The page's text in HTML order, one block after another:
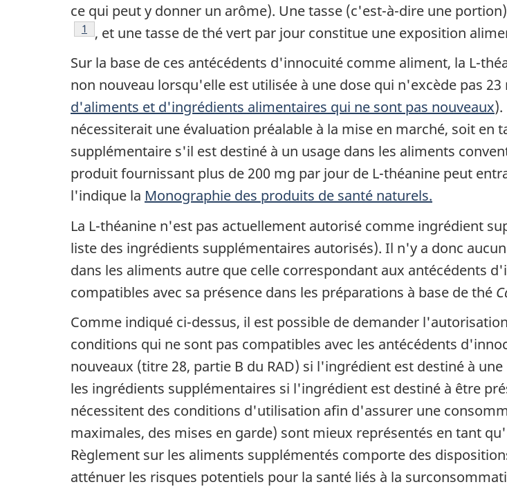
ce qui peut y donner un arôme). Une tasse (c'est-à-dire une
Note de bas de page
1
, et une tasse de thé vert par jour constitue une exposition
Sur la base de ces antécédents d'innocuité comme aliment, la L-
non nouveau lorsqu'elle est utilisée à une dose qui n'excède pas
d'aliments et d'ingrédients alimentaires qui ne sont pas nouveaux
nécessiterait une évaluation préalable à la mise en marché, soit
supplémentaire s'il est destiné à un usage dans les aliments
produit fournissant plus de 200 mg par jour de L-théanine peut
l'indique la Monographie des produits de santé naturels.
La L-théanine n'est pas actuellement autorisé comme ingrédient
liste des ingrédients supplémentaires autorisés). Il n'y a donc
dans les aliments autre que celle correspondant aux antécédents
compatibles avec sa présence dans les préparations à base de thé
Comme indiqué ci-dessus, il est possible de demander
conditions qui ne sont pas compatibles avec les antécédents
nouveaux (titre 28, partie B du RAD) si l'ingrédient est destiné à
les ingrédients supplémentaires si l'ingrédient est destiné à être
nécessitent des conditions d'utilisation afin d'assurer une
maximales, des mises en garde) sont mieux représentés en tant
Règlement sur les aliments supplémentés comporte des
atténuer les risques potentiels pour la santé liés à la